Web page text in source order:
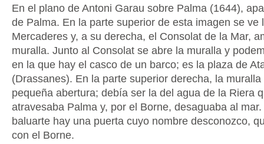
En el plano de Antoni Garau sobre Palma (1644),
de Palma. En la parte superior de esta imagen se ve
Mercaderes y, a su derecha, el Consolat de la Mar,
muralla. Junto al Consolat se abre la muralla y
en la que hay el casco de un barco; es la plaza de
(Drassanes). En la parte superior derecha, la muralla
pequeña abertura; debía ser la del agua de la Riera
atravesaba Palma y, por el Borne, desaguaba al
baluarte hay una puerta cuyo nombre desconozco,
con el Borne.